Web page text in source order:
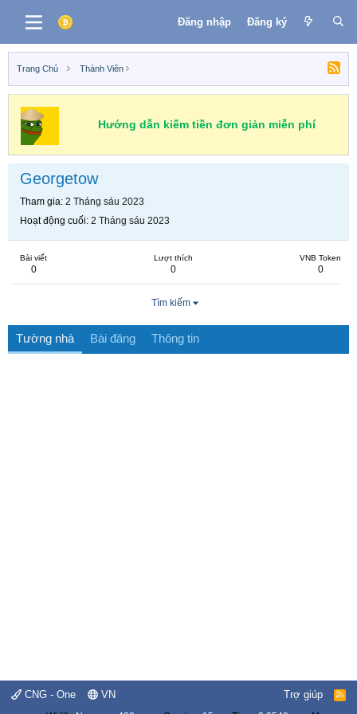
Đăng nhập Đăng ký
Trang Chủ Thành Viên
Hướng dẫn kiếm tiền đơn giản miễn phí
Georgetow
Tham gia 2 Tháng sáu 2023
Hoạt động cuối 2 Tháng sáu 2023
Bài viết
0
Lượt thích
0
VNB Token
0
Tìm kiếm
Tường nhà Bài đăng Thông tin
CNG - One VN Trợ giúp
R